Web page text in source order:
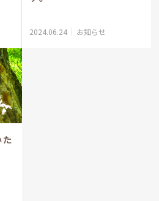
2024.06.24 お知らせ